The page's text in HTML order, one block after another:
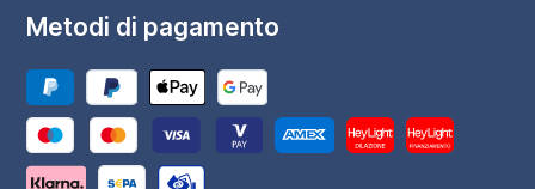
Metodi di pagamento